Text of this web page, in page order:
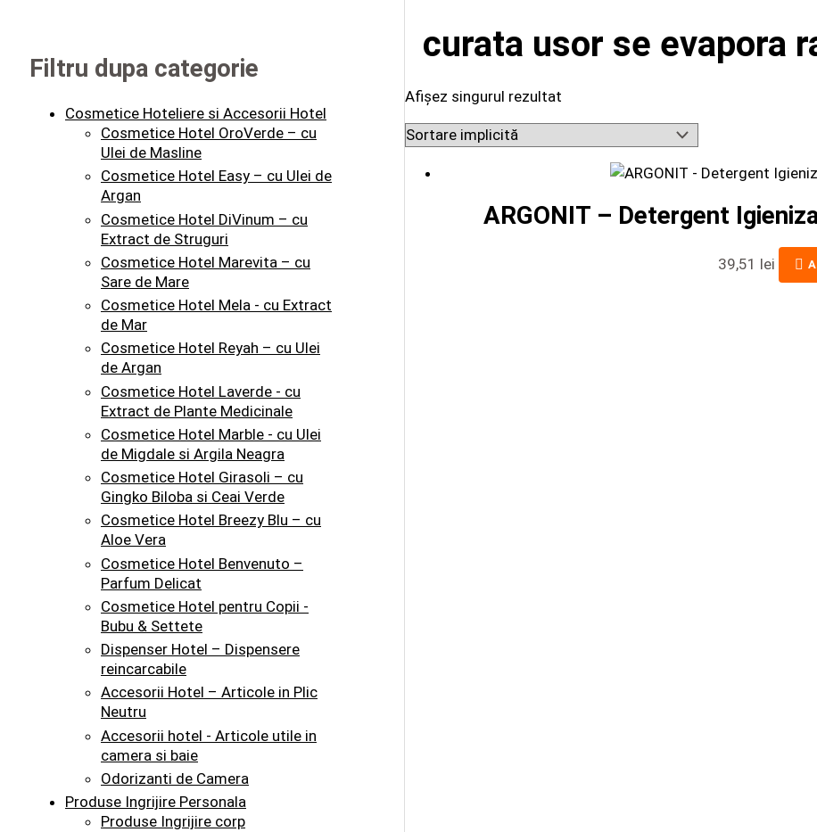
Filtru dupa categorie
Cosmetice Hoteliere si Accesorii Hotel
Cosmetice Hotel OroVerde – cu
Ulei de Masline
Cosmetice Hotel Easy – cu Ulei de
Argan
Cosmetice Hotel DiVinum – cu
Extract de Struguri
Cosmetice Hotel Marevita – cu
Sare de Mare
Cosmetice Hotel Mela - cu Extract
de Mar
Cosmetice Hotel Reyah – cu Ulei
de Argan
Cosmetice Hotel Laverde - cu
Extract de Plante Medicinale
Cosmetice Hotel Marble - cu Ulei
de Migdale si Argila Neagra
Cosmetice Hotel Girasoli – cu
Gingko Biloba si Ceai Verde
Cosmetice Hotel Breezy Blu – cu
Aloe Vera
Cosmetice Hotel Benvenuto –
Parfum Delicat
Cosmetice Hotel pentru Copii -
Bubu & Settete
Dispenser Hotel – Dispensere
reincarcabile
Accesorii Hotel – Articole in Plic
Neutru
Accesorii hotel - Articole utile in
camera si baie
Odorizanti de Camera
Produse Ingrijire Personala
Produse Ingrijire corp
curata usor se evapora
Afișez singurul rezultat
ARGONIT – Detergent
39,51 lei